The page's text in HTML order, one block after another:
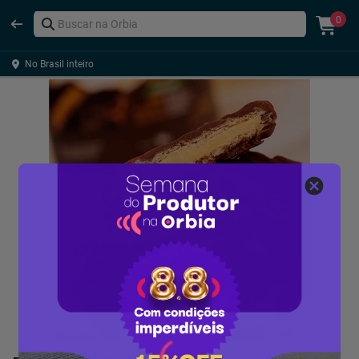
0
No Brasil inteiro